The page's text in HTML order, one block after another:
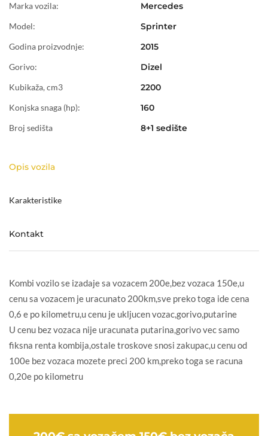
Marka vozila: Mercedes
Model: Sprinter
Godina proizvodnje: 2015
Gorivo: Dizel
Kubikaža, cm3 2200
Konjska snaga (hp): 160
Broj sedišta 8+1 sedište
Opis vozila
Karakteristike
Kontakt
Kombi vozilo se izadaje sa vozacem 200e,bez vozaca 150e,u
cenu sa vozacem je uracunato 200km,sve preko toga ide cena
0,6 e po kilometru,u cenu je ukljucen vozac,gorivo,putarine
U cenu bez vozaca nije uracunata putarina,gorivo vec samo
fiksna renta kombija,ostale troskove snosi zakupac,u cenu od
100e bez vozaca mozete preci 200 km,preko toga se racuna
0,20e po kilometru